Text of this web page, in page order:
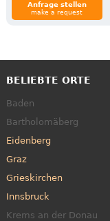
Anfrage stellen
make a request
BELIEBTE ORTE
Baden
Bartholomäberg
Eidenberg
Graz
Grieskirchen
Innsbruck
Krems an der Donau